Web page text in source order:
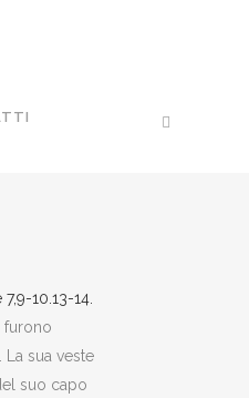
10.13-14.
furono
sua veste
suo capo